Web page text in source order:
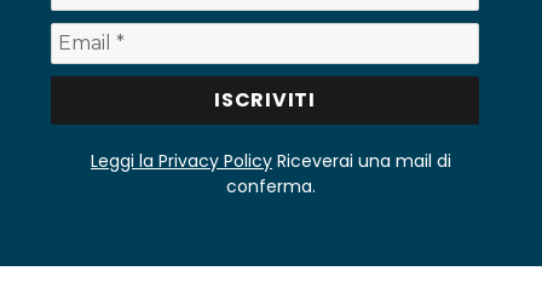
Leggi la Privacy Policy Riceverai una mail di
conferma.